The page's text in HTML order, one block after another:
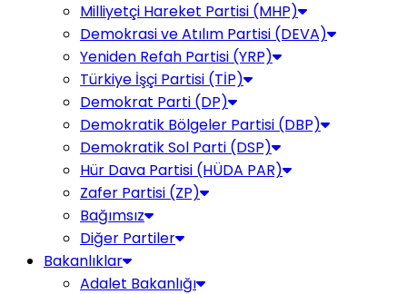
Milliyetçi Hareket Partisi (MHP)
Demokrasi ve Atılım Partisi (DEVA)
Yeniden Refah Partisi (YRP)
Türkiye İşçi Partisi (TİP)
Demokrat Parti (DP)
Demokratik Bölgeler Partisi (DBP)
Demokratik Sol Parti (DSP)
Hür Dava Partisi (HÜDA PAR)
Zafer Partisi (ZP)
Bağımsız
Diğer Partiler
Bakanlıklar
Adalet Bakanlığı